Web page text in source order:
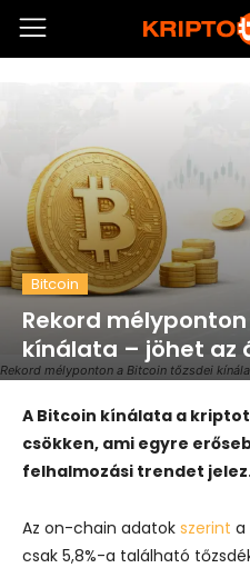
Rekord mélyponton a Bitcoin tőzsdei
Bitcoin
Rekord
kínálata – jöhet az
A Bitcoin kínálata a
csökken, ami egyre
felhalmozási trendet
Az on-chain adatok szerint a
csak 5,8%-a található